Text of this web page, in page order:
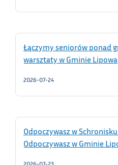
Łączymy seniorów ponad
warsztaty w Gminie Lipowa
2026-07-24
Odpoczywasz w
Odpoczywasz w Gminie